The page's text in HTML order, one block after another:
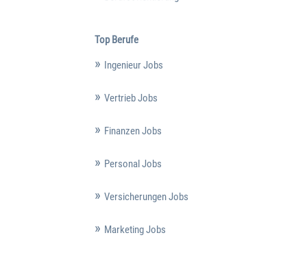
Top Berufe
Ingenieur Jobs
Vertrieb Jobs
Finanzen Jobs
Personal Jobs
Versicherungen Jobs
Marketing Jobs